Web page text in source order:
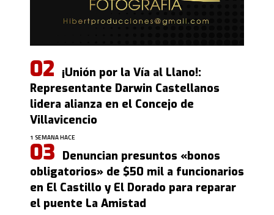
¡Unión por la Vía al Llano!:
Representante Darwin Castellanos
lidera alianza en el Concejo de
Villavicencio
1 SEMANA HACE
Denuncian presuntos «bonos
obligatorios» de $50 mil a funcionarios
en El Castillo y El Dorado para reparar
el puente La Amistad